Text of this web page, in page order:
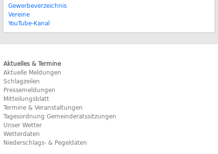
Gewerbeverzeichnis
Vereine
YouTube-Kanal
Aktuelles & Termine
Aktuelle Meldungen
Schlagzeilen
Pressemeldungen
Mitteilungsblatt
Termine & Veranstaltungen
Tagesordnung Gemeinderatssitzungen
Unser Wetter
Wetterdaten
Niederschlags- & Pegeldaten